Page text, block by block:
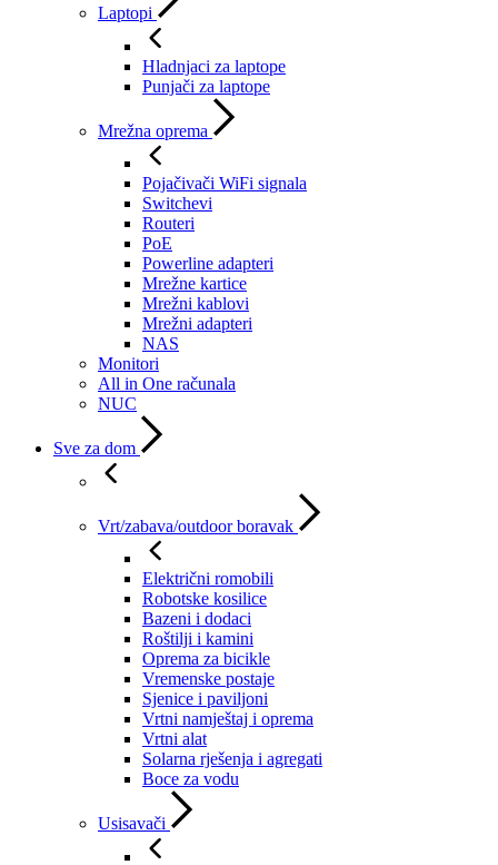
Laptopi
Hladnjaci za laptope
Punjači za laptope
Mrežna oprema
Pojačivači WiFi signala
Switchevi
Routeri
PoE
Powerline adapteri
Mrežne kartice
Mrežni kablovi
Mrežni adapteri
NAS
Monitori
All in One računala
NUC
Sve za dom
Vrt/zabava/outdoor boravak
Električni romobili
Robotske kosilice
Bazeni i dodaci
Roštilji i kamini
Oprema za bicikle
Vremenske postaje
Sjenice i paviljoni
Vrtni namještaj i oprema
Vrtni alat
Solarna rješenja i agregati
Boce za vodu
Usisavači